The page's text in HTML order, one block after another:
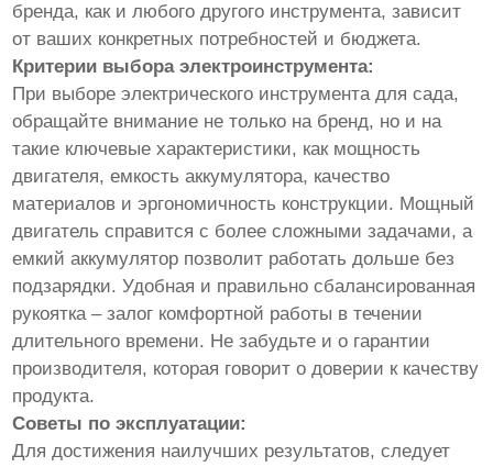
бренда, как и любого другого инструмента, зависит
от ваших конкретных потребностей и бюджета.
Критерии выбора электроинструмента:
При выборе электрического инструмента для сада,
обращайте внимание не только на бренд, но и на
такие ключевые характеристики, как мощность
двигателя, емкость аккумулятора, качество
материалов и эргономичность конструкции. Мощный
двигатель справится с более сложными задачами, а
емкий аккумулятор позволит работать дольше без
подзарядки. Удобная и правильно сбалансированная
рукоятка – залог комфортной работы в течении
длительного времени. Не забудьте и о гарантии
производителя, которая говорит о доверии к качеству
продукта.
Советы по эксплуатации:
Для достижения наилучших результатов, следует